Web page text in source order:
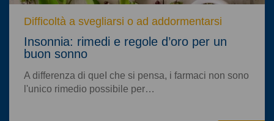
Difficoltà a svegliarsi o ad addormentarsi
Insonnia: rimedi e regole d’oro per un
buon sonno
A differenza di queI che si pensa, i farmaci non sono
l'unico rimedio possibile per…